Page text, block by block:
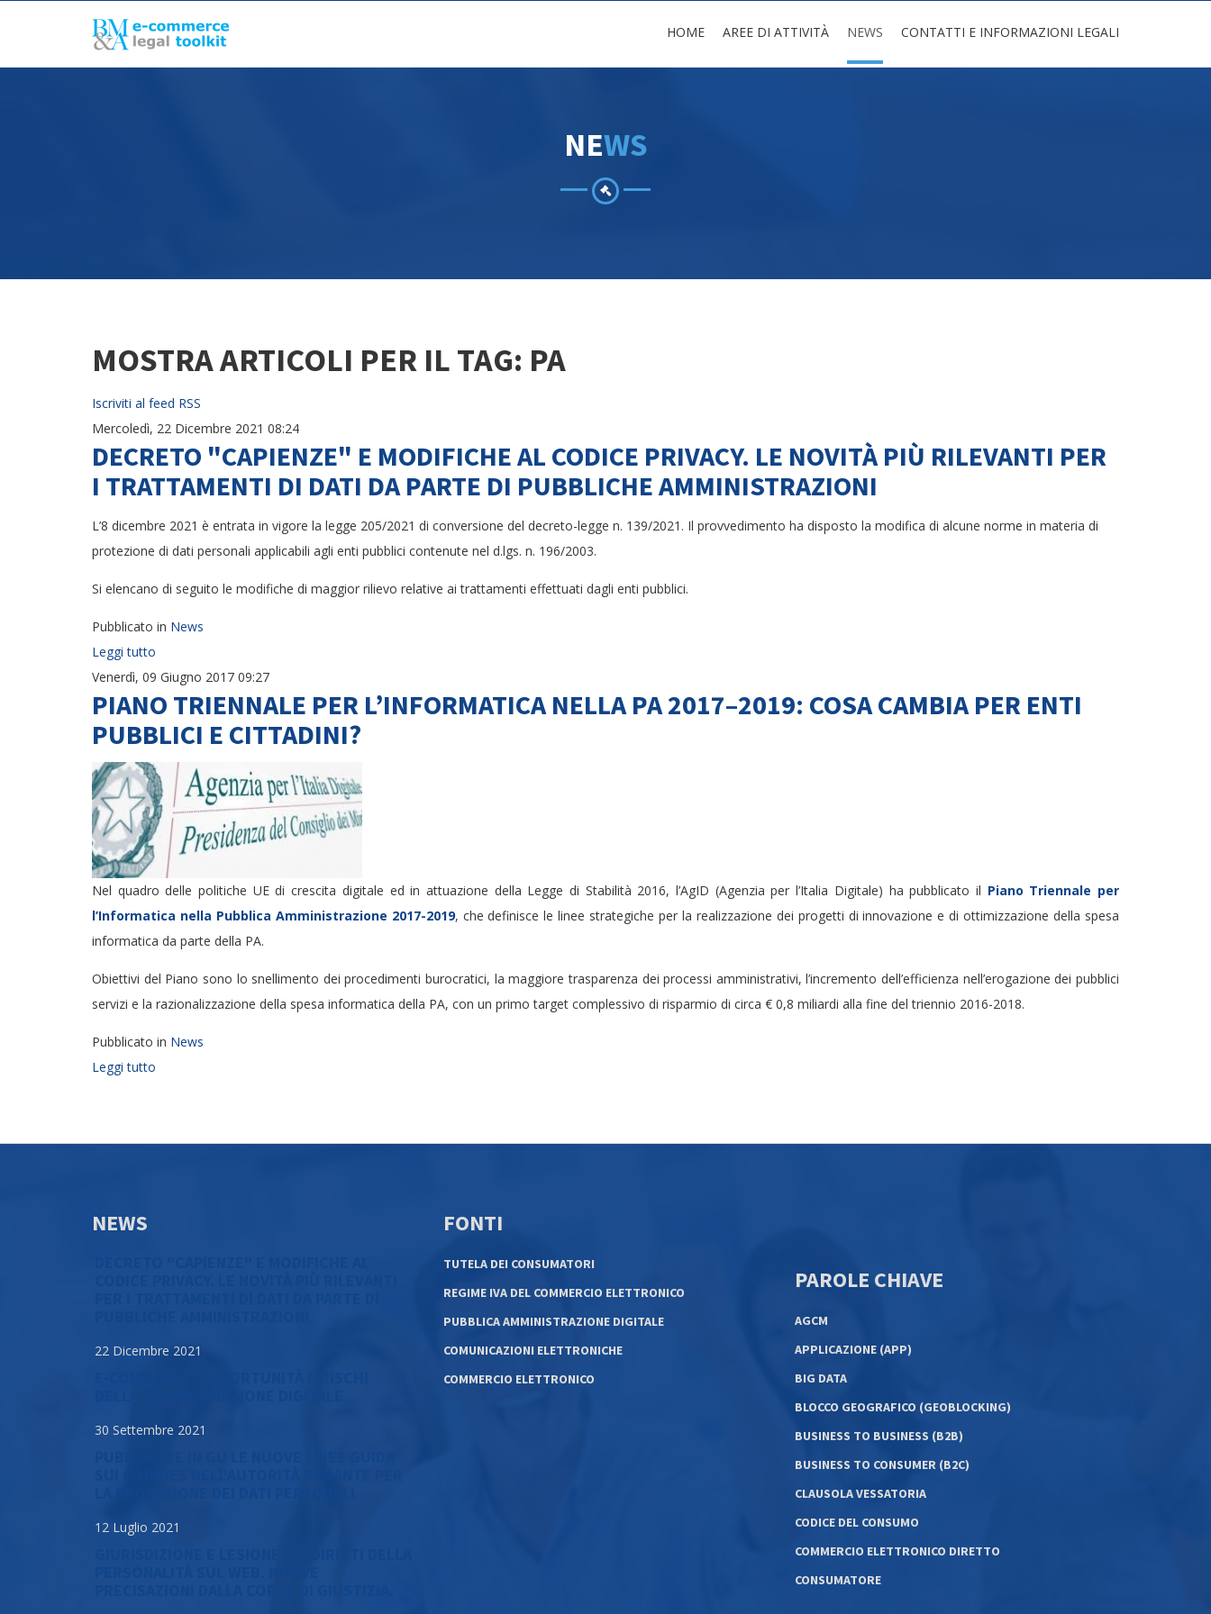
HOME AREE DI ATTIVITÀ NEWS CONTATTI E INFORMAZIONI LEGALI
NEWS
MOSTRA ARTICOLI PER IL TAG: PA
Iscriviti al feed RSS
Mercoledì, 22 Dicembre 2021 08:24
DECRETO "CAPIENZE" E MODIFICHE AL CODICE PRIVACY. LE NOVITÀ PIÙ RILEVANTI PER
I TRATTAMENTI DI DATI DA PARTE DI PUBBLICHE AMMINISTRAZIONI
L’8 dicembre 2021 è entrata in vigore la legge 205/2021 di conversione del decreto-legge n. 139/2021. Il provvedimento ha disposto la modifica di alcune norme in materia di
protezione di dati personali applicabili agli enti pubblici contenute nel d.lgs. n. 196/2003.
Si elencano di seguito le modifiche di maggior rilievo relative ai trattamenti effettuati dagli enti pubblici.
Pubblicato in News
Leggi tutto
Venerdì, 09 Giugno 2017 09:27
PIANO TRIENNALE PER L’INFORMATICA NELLA PA 2017–2019: COSA CAMBIA PER ENTI
PUBBLICI E CITTADINI?
Nel quadro delle politiche UE di crescita digitale ed in attuazione della Legge di Stabilità 2016, l’AgID (Agenzia per l’Italia Digitale) ha pubblicato il Piano Triennale per
l’Informatica nella Pubblica Amministrazione 2017-2019, che definisce le linee strategiche per la realizzazione dei progetti di innovazione e di ottimizzazione della spesa
informatica da parte della PA.
Obiettivi del Piano sono lo snellimento dei procedimenti burocratici, la maggiore trasparenza dei processi amministrativi, l’incremento dell’efficienza nell’erogazione dei pubblici
servizi e la razionalizzazione della spesa informatica della PA, con un primo target complessivo di risparmio di circa € 0,8 miliardi alla fine del triennio 2016-2018.
Pubblicato in News
Leggi tutto
NEWS
22 Dicembre 2021
30 Settembre 2021
12 Luglio 2021
FONTI
TUTELA DEI CONSUMATORI
REGIME IVA DEL COMMERCIO ELETTRONICO
PUBBLICA AMMINISTRAZIONE DIGITALE
COMUNICAZIONI ELETTRONICHE
COMMERCIO ELETTRONICO
PAROLE CHIAVE
AGCM
APPLICAZIONE (APP)
BIG DATA
BLOCCO GEOGRAFICO (GEOBLOCKING)
BUSINESS TO BUSINESS (B2B)
BUSINESS TO CONSUMER (B2C)
CLAUSOLA VESSATORIA
CODICE DEL CONSUMO
COMMERCIO ELETTRONICO DIRETTO
CONSUMATORE